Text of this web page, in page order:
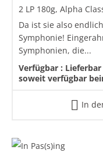
2 LP 180g, Alpha
Da ist sie also
Symphonie!
Symphonien, die...
Verfügbar :
soweit verfügbar
In